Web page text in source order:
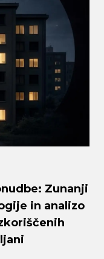
Zunanji
in analizo